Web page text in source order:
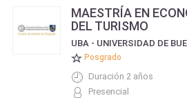
MAESTRÍA EN
DEL TURISMO
Posgrado
Duración 2 años
Presencial